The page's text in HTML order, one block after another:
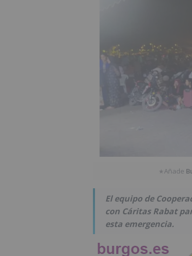
★Añade
El equipo de
con Cáritas Rabat
esta emergencia.